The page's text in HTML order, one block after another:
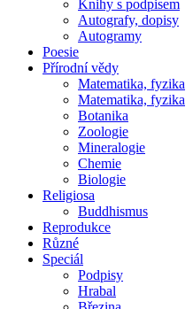
Knihy s podpisem
Autografy, dopisy
Autogramy
Poesie
Přírodní vědy
Matematika, fyzika
Matematika, fyzika
Botanika
Zoologie
Mineralogie
Chemie
Biologie
Religiosa
Buddhismus
Reprodukce
Různé
Speciál
Podpisy
Hrabal